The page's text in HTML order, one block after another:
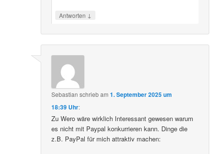
Antworten ↓
Sebastian schriebam1. September 2025 um
18:39 Uhr:
Zu Wero wäre wirklich Interessant gewesen warum
es nicht mit Paypal konkurrieren kann. Dinge die
z.B. PayPal für mich attraktiv machen: